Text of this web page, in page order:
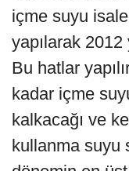
Bodrum’da
bin 201’inci
Büyükşehir
paylaştı:
“DSİ Genel
Yarım Adası